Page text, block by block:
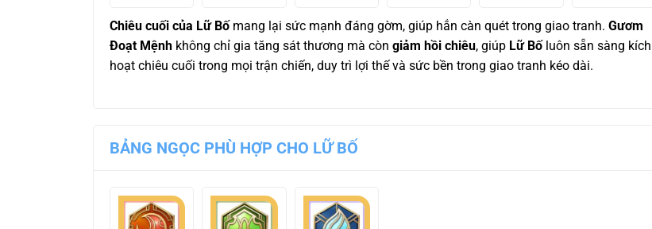
Chiêu cuối của Lữ Bốmang lại sức mạnh đáng gờm, giúp hắn càn quét trong giao tranh. Gươm
Đoạt Mệnh không chỉ gia tăng sát thương mà còn giảm hồi chiêu, giúp Lữ Bốluôn sẵn sàng kích
hoạt chiêu cuối trong mọi trận chiến, duy trì lợi thế và sức bền trong giao tranh kéo dài.
BẢNG NGỌC PHÙ HỢP CHO LỮ BỐ